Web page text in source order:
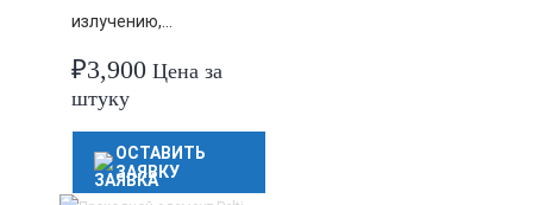
излучению,…
₽3,900 Цена за
штуку
ОСТАВИТЬ
ЗАЯВКУ